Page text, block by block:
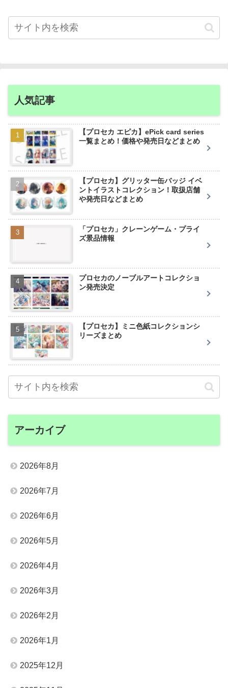
人気記事
【プロセカ エピカ】ePick card series
一覧まとめ！価格や発売日などまとめ
【プロセカ】グリッター缶バッジ イベ
ントイラストコレクション！取扱店舗
や発売日などまとめ
「プロセカ」クレーンゲーム・プライ
ズ景品情報
プロセカのノーブルアートコレクショ
ン発売決定
【プロセカ】ミニ色紙コレクションシ
リーズまとめ
アーカイブ
2026年8月
2026年7月
2026年6月
2026年5月
2026年4月
2026年3月
2026年2月
2026年1月
2025年12月